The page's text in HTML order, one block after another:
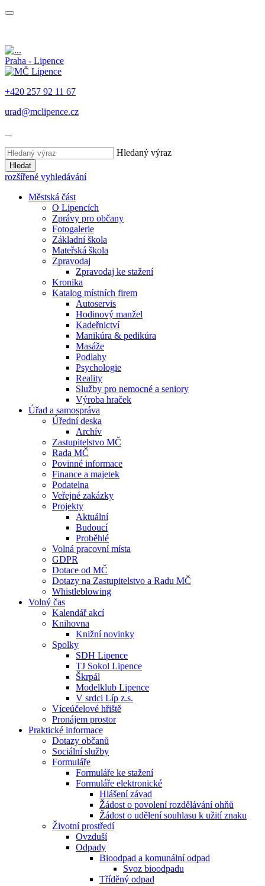
Praha - Lipence
+420 257 92 11 67
urad@mclipence.cz
Hledaný výraz
Hledat
rozšířené vyhledávání
Městská část
O Lipencích
Zprávy pro občany
Fotogalerie
Základní škola
Mateřská škola
Zpravodaj
Zpravodaj ke stažení
Kronika
Katalog místních firem
Autoservis
Hodinový manžel
Kadeřnictví
Manikúra & pedikúra
Masáže
Podlahy
Psychologie
Reality
Služby pro nemocné a seniory
Výroba hraček
Úřad a samospráva
Úřední deska
Archív
Zastupitelstvo MČ
Rada MČ
Povinné informace
Finance a majetek
Podatelna
Veřejné zakázky
Projekty
Aktuální
Budoucí
Proběhlé
Volná pracovní místa
GDPR
Dotace od MČ
Dotazy na Zastupitelstvo a Radu MČ
Whistleblowing
Volný čas
Kalendář akcí
Knihovna
Knižní novinky
Spolky
SDH Lipence
TJ Sokol Lipence
Škrpál
Modelklub Lipence
V srdci Líp z.s.
Víceúčelové hřiště
Pronájem prostor
Praktické informace
Dotazy občanů
Sociální služby
Formuláře
Formuláře ke stažení
Formuláře elektronické
Hlášení závad
Žádost o povolení rozdělávání ohňů
Žádost o udělení souhlasu k užití znaku
Životní prostředí
Ovzduší
Odpady
Bioodpad a komunální odpad
Svoz bioodpadu
Tříděný odpad